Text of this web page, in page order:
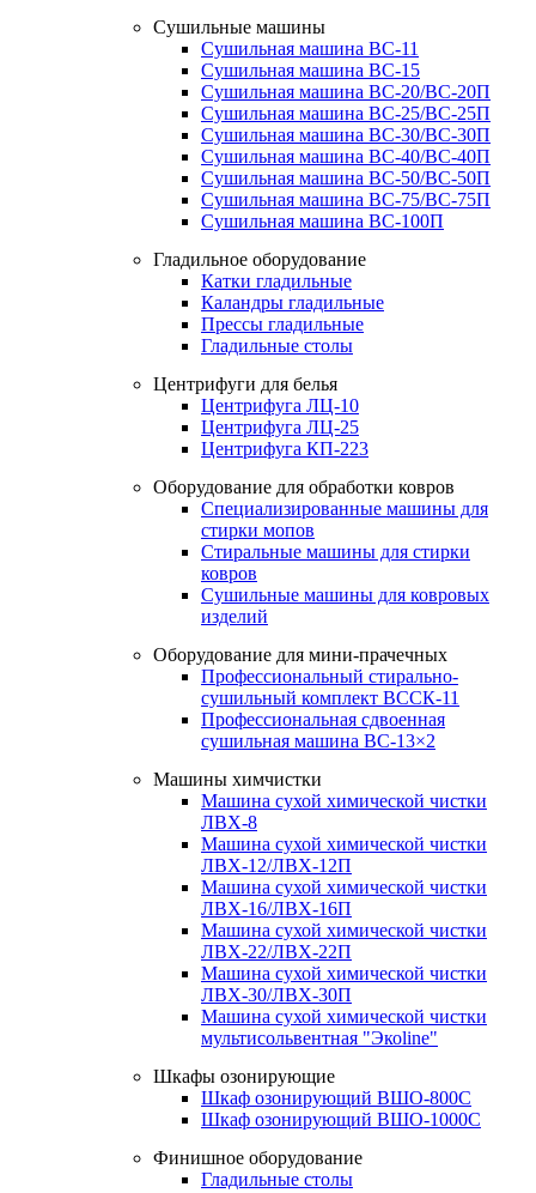
Сушильные машины
Сушильная машина ВС-11
Сушильная машина ВС-15
Сушильная машина ВС-20/ВС-20П
Сушильная машина ВС-25/ВС-25П
Сушильная машина ВС-30/ВС-30П
Сушильная машина ВС-40/ВС-40П
Сушильная машина ВС-50/ВС-50П
Сушильная машина ВС-75/ВС-75П
Сушильная машина ВС-100П
Гладильное оборудование
Катки гладильные
Каландры гладильные
Прессы гладильные
Гладильные столы
Центрифуги для белья
Центрифуга ЛЦ-10
Центрифуга ЛЦ-25
Центрифуга КП-223
Оборудование для обработки ковров
Специализированные машины для
стирки мопов
Стиральные машины для стирки
ковров
Сушильные машины для ковровых
изделий
Оборудование для мини-прачечных
Профессиональный стирально-
сушильный комплект ВССК-11
Профессиональная сдвоенная
сушильная машина ВС-13×2
Машины химчистки
Машина сухой химической чистки
ЛВХ-8
Машина сухой химической чистки
ЛВХ-12/ЛВХ-12П
Машина сухой химической чистки
ЛВХ-16/ЛВХ-16П
Машина сухой химической чистки
ЛВХ-22/ЛВХ-22П
Машина сухой химической чистки
ЛВХ-30/ЛВХ-30П
Машина сухой химической чистки
мультисольвентная "Экоline"
Шкафы озонирующие
Шкаф озонирующий ВШО-800С
Шкаф озонирующий ВШО-1000С
Финишное оборудование
Гладильные столы